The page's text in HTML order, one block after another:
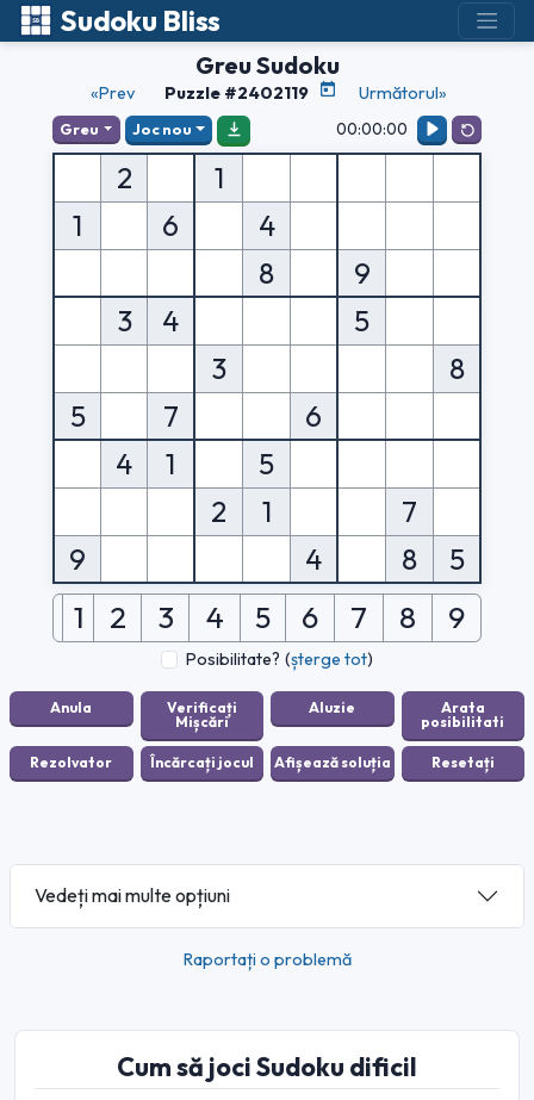
Sudoku Bliss
Greu Sudoku
«Prev Puzzle #2402119 Următorul»
Greu Joc nou 00:00:00
2
1
1
6
4
8
9
3
4
5
3
8
5
7
6
4
1
5
2
1
7
9
4 8 5
1 2 3 4 5 6 7 8 9
Posibilitate? (șterge tot)
Vedeți mai multe opțiuni
Raportați o problemă
Cum să joci Sudoku dificil